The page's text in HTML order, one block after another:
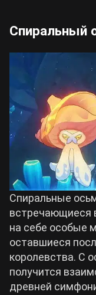
Спиральный
Спиральные
встречающиеся
на себе особые
оставшиеся
королевства. С
получится
древней